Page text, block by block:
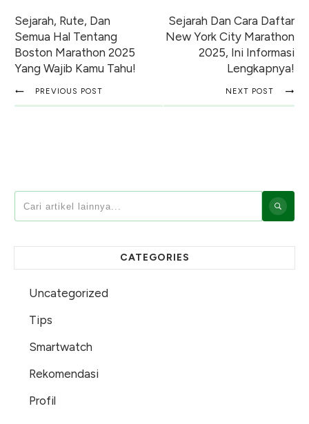
Sejarah, Rute, Dan
Semua Hal Tentang
Boston Marathon 2025
Yang Wajib Kamu Tahu!
Sejarah Dan Cara Daftar
New York City Marathon
2025, Ini Informasi
Lengkapnya!
PREVIOUS POST NEXT POST
CATEGORIES
Uncategorized
Tips
Smartwatch
Rekomendasi
Profil